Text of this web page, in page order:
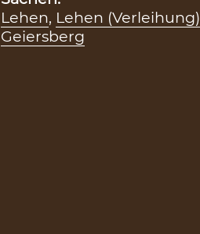
Lehen, Lehen (Verleihung)
Geiersberg